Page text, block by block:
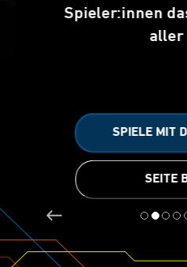
Spieler:innen das
aller
SPIELE MIT
SEITE